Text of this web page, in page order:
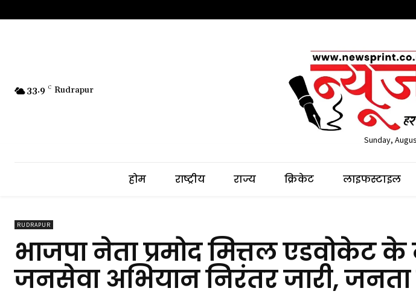
33.9 C Rudrapur
Sunday,
होम राष्ट्रीय राज्य क्रिकेट लाइफस्टाइल
RUDRAPUR
भाजपा नेता प्रमोद मित्तल एडवोकेट
जनसेवा अभियान निरंतर जारी,